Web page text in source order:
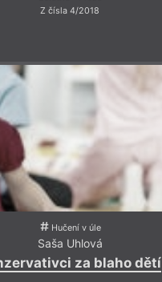
Z čísla 4/2018
Hučení v úle
Saša Uhlová
za blaho dětí